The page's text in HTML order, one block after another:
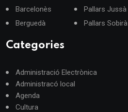
Barcelonès
Berguedà
Pallars Jussà
Pallars Sobirà
Categories
Administració Electrònica
Administracó local
Agenda
Cultura